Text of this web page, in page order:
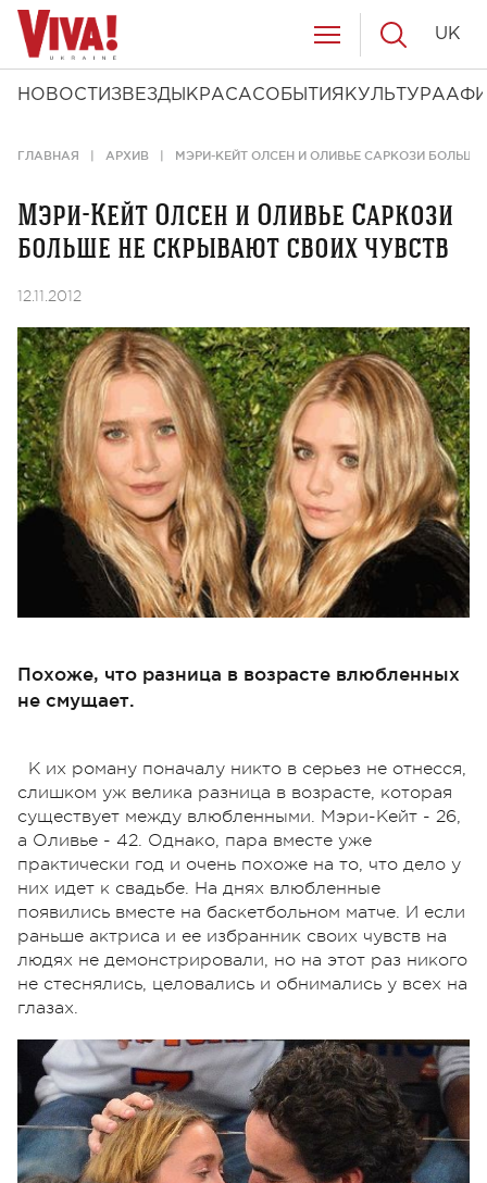
НОВОСТИ ЗВЕЗДЫ КРАСАСОБЫТИЯ КУЛЬТУРА
UK
ГЛАВНАЯ АРХИВ МЭРИ-КЕЙТ ОЛСЕН И ОЛИВЬЕ САРКОЗИ
Мэри-Кейт Олсен и Оливье Саркози
больше не скрывают своих чувств
12.11.2012
Похоже, что разница в возрасте влюбленных
не смущает.
К их роману поначалу никто в серьез не отнесся,
слишком уж велика разница в возрасте, которая
существует между влюбленными. Мэри-Кейт - 26,
а Оливье - 42. Однако, пара вместе уже
практически год и очень похоже на то, что дело у
них идет к свадьбе. На днях влюбленные
появились вместе на баскетбольном матче. И если
раньше актриса и ее избранник своих чувств на
людях не демонстрировали, но на этот раз никого
не стеснялись, целовались и обнимались у всех на
глазах.